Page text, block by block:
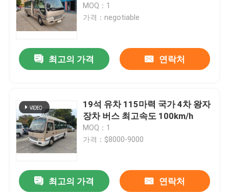
집
MOQ：1
가격：negotiable
최고의 가격 연락처
19석 유차 115마력 국가 4차 왕자
장차 버스 최고속도 100km/h
MOQ：1
가격：$8000-9000
최고의 가격 연락처